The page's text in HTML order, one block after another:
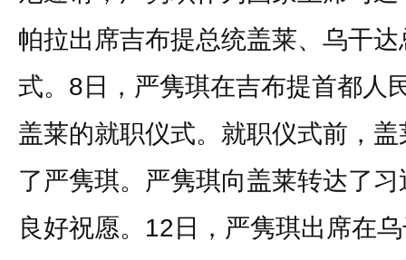
帕拉出席吉布提总统盖莱、乌干
式。8日，严隽琪在吉布提首都人
盖莱的就职仪式。就职仪式前，
了严隽琪。严隽琪向盖莱转达了
良好祝愿。12日，严隽琪出席在